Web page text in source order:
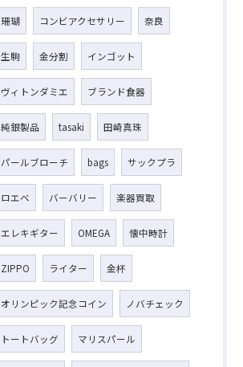
珊瑚 コンビアクセサリー 奈良
生駒 金分割 インゴット
ヴィトンダミエ ブランド食器
純銀製品 tasaki 田崎真珠
パールブローチ bags サックプラ
ロエベ バーバリー 楽器買取
エレキギター OMEGA 懐中時計
ZIPPO ライター 金杯
オリンピック記念コイン ノバチェック
トートバッグ マリスパール